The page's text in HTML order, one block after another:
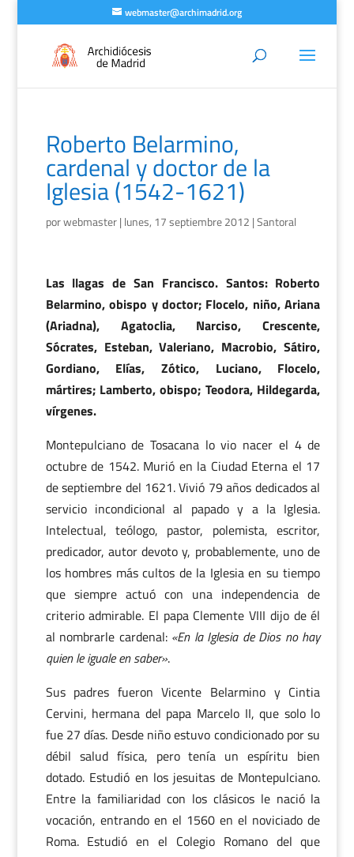
webmaster@archimadrid.org
Roberto Belarmino,
cardenal y doctor de la
Iglesia (1542-1621)
porwebmaster| lunes, 17 septiembre 2012 |Santoral
Las llagas de San Francisco. Santos: Roberto
Belarmino, obispo y doctor; Flocelo, niño, Ariana
(Ariadna), Agatoclia, Narciso, Crescente,
Sócrates, Esteban, Valeriano, Macrobio, Sátiro,
Gordiano, Elías, Zótico, Luciano, Flocelo,
mártires; Lamberto, obispo; Teodora, Hildegarda,
vírgenes.
Montepulciano de Tosacana lo vio nacer el 4 de
octubre de 1542. Murió en la Ciudad Eterna el 17
de septiembre del 1621. Vivió 79 años dedicados al
servicio incondicional al papado y a la Iglesia.
Intelectual, teólogo, pastor, polemista, escritor,
predicador, autor devoto y, probablemente, uno de
los hombres más cultos de la Iglesia en su tiempo
que siempre actuó con una independencia de
criterio admirable. El papa Clemente VIII dijo de él
al nombrarle cardenal: «En la Iglesia de Dios no hay
quien le iguale en saber».
Sus padres fueron Vicente Belarmino y Cintia
Cervini, hermana del papa Marcelo II, que solo lo
fue 27 días. Desde niño estuvo condicionado por su
débil salud física, pero tenía un espíritu bien
dotado. Estudió en los jesuitas de Montepulciano.
Entre la familiaridad con los clásicos le nació la
vocación, entrando en el 1560 en el noviciado de
Roma. Estudió en el Colegio Romano del que